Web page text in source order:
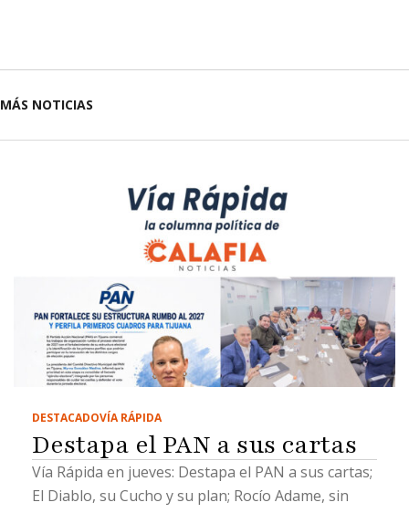
MÁS NOTICIAS
DESTACADOVÍA RÁPIDA
Destapa el PAN a sus cartas
Vía Rápida en jueves: Destapa el PAN a sus cartas;
El Diablo, su Cucho y su plan; Rocío Adame, sin